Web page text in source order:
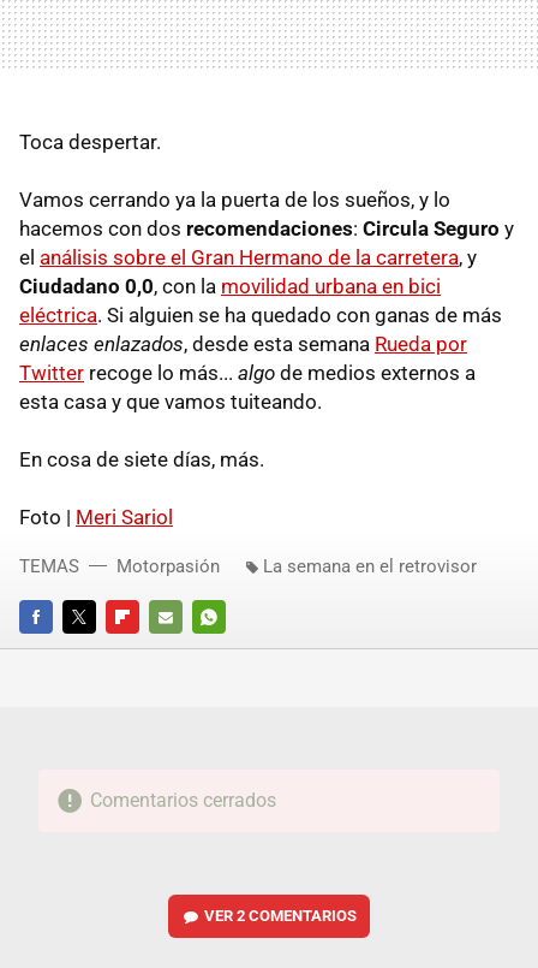
Toca despertar.
Vamos cerrando ya la puerta de los sueños, y lo
hacemos con dos recomendaciones: Circula Seguro y
el análisis sobre el Gran Hermano de la carretera, y
Ciudadano 0,0, con la movilidad urbana en bici
eléctrica. Si alguien se ha quedado con ganas de más
enlaces enlazados, desde esta semana Rueda por
Twitter recoge lo más... algo de medios externos a
esta casa y que vamos tuiteando.
En cosa de siete días, más.
Foto | Meri Sariol
FACEBOOKTWITTERFLIPBOARD
E-
WHATSAPP
TEMAS Motorpasión La semana en el retrovisor
Comentarios cerrados
VER2 COMENTARIOS